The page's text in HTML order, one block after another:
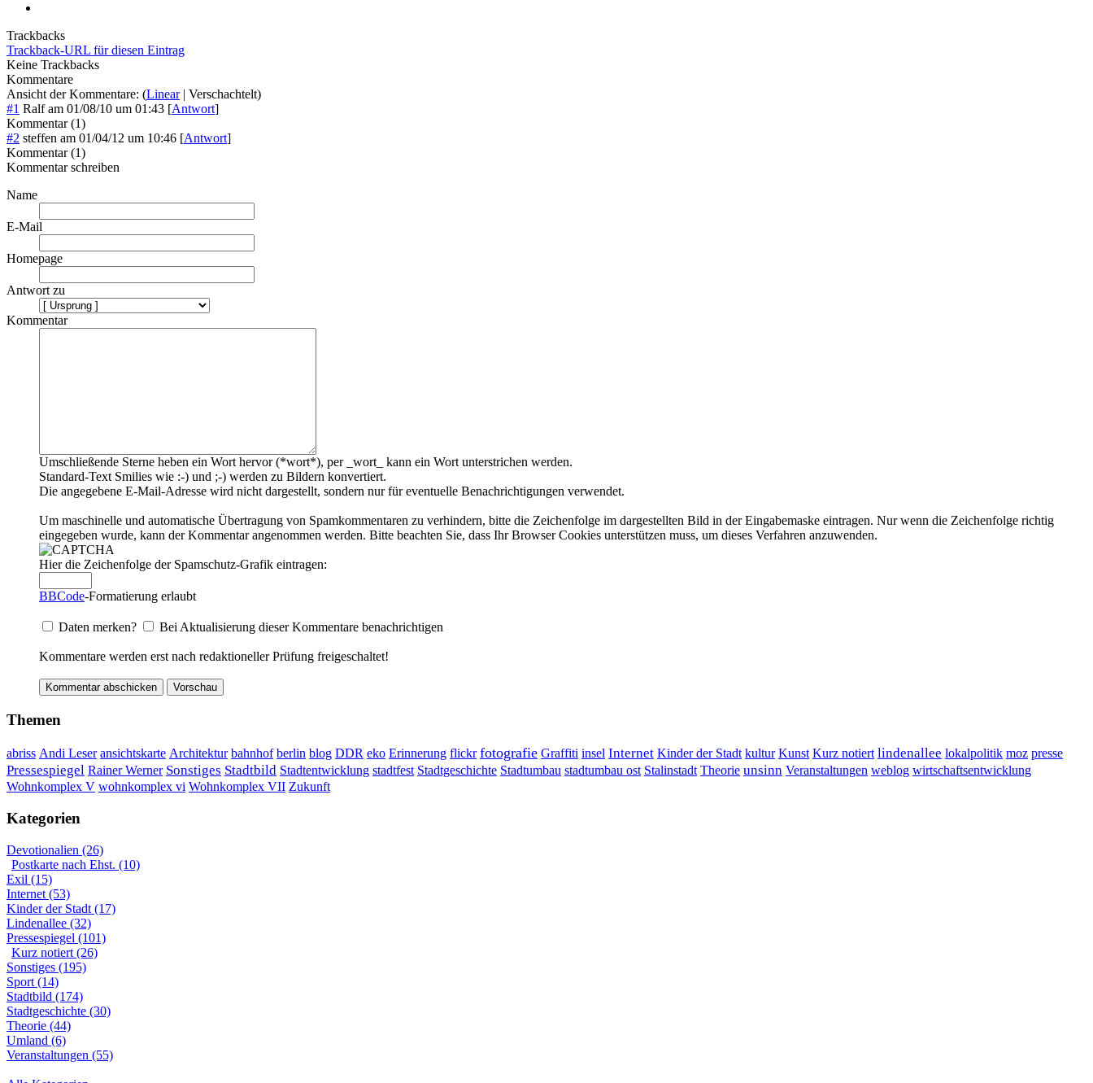
Trackbacks
Trackback-URL für diesen Eintrag
Keine Trackbacks
Kommentare
Ansicht der Kommentare: (Linear| Verschachtelt)
#1 Ralfam 01/08/10 um 01:43 [Antwort]
Kommentar (1)
#2 steffen am 01/04/12 um 10:46 [Antwort]
Kommentar (1)
Kommentar schreiben
Name
E-Mail
Homepage
Antwort zu
Kommentar
Umschließende Sterne heben ein Wort hervor (*wort*), per _wort_ kann ein Wort unterstrichen werden.
Standard-Text Smilies wie :-) und ;-) werden zu Bildern konvertiert.
Die angegebene E-Mail-Adresse wird nicht dargestellt, sondern nur für eventuelle Benachrichtigungen verwendet.
Um maschinelle und automatische Übertragung von Spamkommentaren zu verhindern, bitte die Zeichenfolge im dargestellten Bild in der Eingabemaske eintragen. Nur wenn die Zeichenfolge richtig
eingegeben wurde, kann der Kommentar angenommen werden. Bitte beachten Sie, dass Ihr Browser Cookies unterstützen muss, um dieses Verfahren anzuwenden.
Hier die Zeichenfolge der Spamschutz-Grafik eintragen:
BBCode-Formatierung erlaubt
Daten merken? Bei Aktualisierung dieser Kommentare benachrichtigen
Kommentare werden erst nach redaktioneller Prüfung freigeschaltet!
Themen
abriss Andi Leser ansichtskarte Architektur bahnhof berlin blog DDR eko Erinnerung flickr fotografie Graffiti insel Internet Kinder der Stadt kultur Kunst Kurz notiert lindenallee lokalpolitik moz presse
Pressespiegel Rainer Werner Sonstiges Stadtbild Stadtentwicklung stadtfest Stadtgeschichte Stadtumbau stadtumbau ost Stalinstadt Theorie unsinn Veranstaltungen weblog wirtschaftsentwicklung
Wohnkomplex V wohnkomplex vi Wohnkomplex VII Zukunft
Kategorien
Devotionalien (26)
Postkarte nach Ehst. (10)
Exil (15)
Internet (53)
Kinder der Stadt (17)
Lindenallee (32)
Pressespiegel (101)
Kurz notiert (26)
Sonstiges (195)
Sport (14)
Stadtbild (174)
Stadtgeschichte (30)
Theorie (44)
Umland (6)
Veranstaltungen (55)